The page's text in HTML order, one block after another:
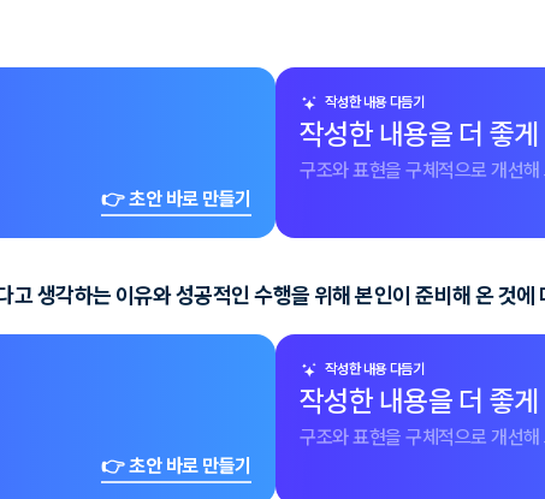
👉 초안 바로 만들기
작성한 내용 다듬기
작성한 내용을 더 좋
구조와 표현을 구체적으로 개선해
생각하는 이유와 성공적인 수행을 위해 본인이 준비해 온 것에
👉 초안 바로 만들기
작성한 내용 다듬기
작성한 내용을 더 좋
구조와 표현을 구체적으로 개선해